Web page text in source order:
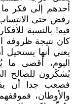
أحدهم إلى فكر
رفض حتى
فيه! بالنسبة
كان نتيجة ظروفه
يعني أنها يستحيل
اليوم، أقصى
يُشكَرون للصالح
فصعب جدا أن
والأوطان،